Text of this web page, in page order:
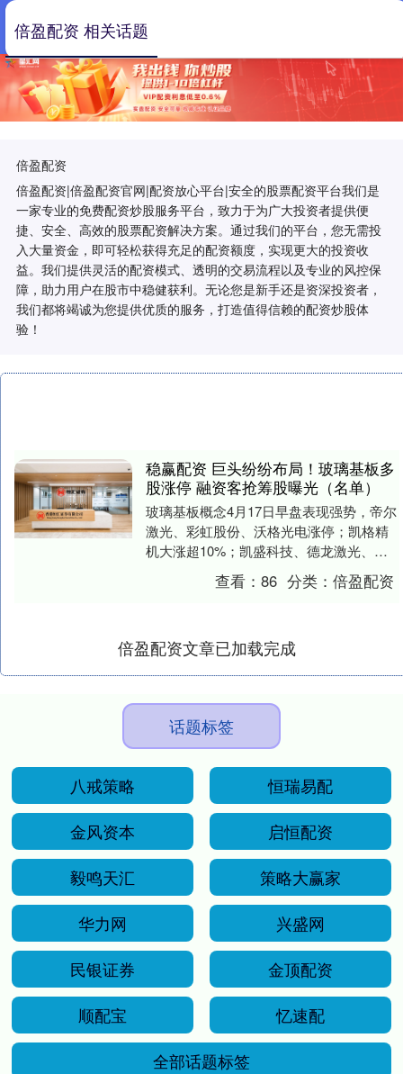
倍盈配资
倍盈配资|倍盈配资官网|配资放心平台|安全的股票配资平台我们是
一家专业的免费配资炒股服务平台，致力于为广大投资者提供便
捷、安全、高效的股票配资解决方案。通过我们的平台，您无需投
入大量资金，即可轻松获得充足的配资额度，实现更大的投资收
益。我们提供灵活的配资模式、透明的交易流程以及专业的风控保
障，助力用户在股市中稳健获利。无论您是新手还是资深投资者，
我们都将竭诚为您提供优质的服务，打造值得信赖的配资炒股体
验！
倍盈配资 相关话题
稳赢配资 巨头纷纷布局！玻璃基板多
股涨停 融资客抢筹股曝光（名单）
玻璃基板概念4月17日早盘表现强势，帝尔
激光、彩虹股份、沃格光电涨停；凯格精
机大涨超10%；凯盛科技、德龙激光、晶
方科技、美迪凯涨幅靠前。 多巨头布局玻
查看：86 分类：倍盈配资
倍盈配资文章已加载完成
话题标签
八戒策略
恒瑞易配
金风资本
启恒配资
毅鸣天汇
策略大赢家
华力网
兴盛网
民银证券
金顶配资
顺配宝
忆速配
全部话题标签